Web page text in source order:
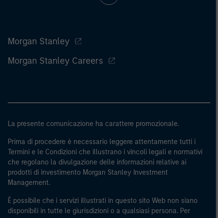
Morgan Stanley
Morgan Stanley Careers
La presente comunicazione ha carattere promozionale.
Prima di procedere è necessario leggere attentamente tutti i
Termini e le Condizioni che illustrano i vincoli legali e normativi
che regolano la divulgazione delle informazioni relative ai
prodotti di investimento Morgan Stanley Investment
Management.
È possibile che i servizi illustrati in questo sito Web non siano
disponibili in tutte le giurisdizioni o a qualsiasi persona. Per